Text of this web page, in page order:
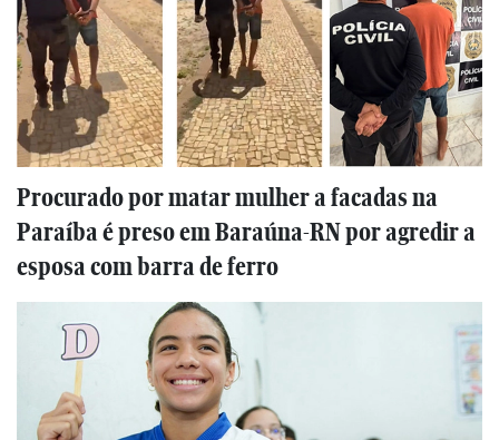
Procurado por matar mulher a facadas na
Paraíba é preso em Baraúna-RN por agredir a
esposa com barra de ferro